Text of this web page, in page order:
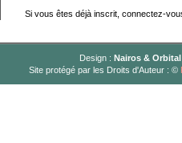
Si vous êtes déjà inscrit, connectez-
Design : Nairos & Orbital
Site protégé par les Droits d'Auteur : ©